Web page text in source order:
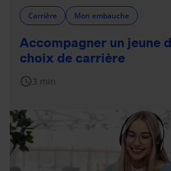
Carrière Mon embauche
Accompagner un jeune
choix de carrière
schedule3 min